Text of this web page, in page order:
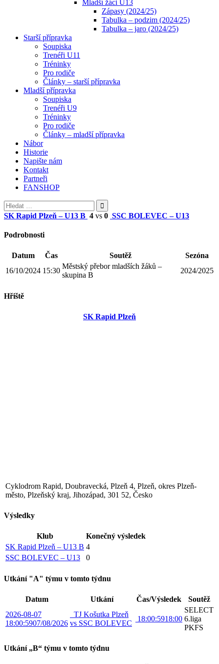
Mladší žáci U13
Zápasy (2024/25)
Tabulka – podzim (2024/25)
Tabulka – jaro (2024/25)
Starší přípravka
Soupiska
Trenéři U11
Tréninky
Pro rodiče
Články – starší přípravka
Mladší přípravka
Soupiska
Trenéři U9
Tréninky
Pro rodiče
Články – mladší přípravka
Nábor
Historie
Napište nám
Kontakt
Partneři
FANSHOP
Vyhledávání
SK Rapid Plzeň – U13 B 4 vs 0 SSC BOLEVEC – U13
Podrobnosti
Datum Čas Soutěž
Sezóna
16/10/2024 15:30
Městský přebor mladších žáků –
skupina B
2024/2025
Hřiště
SK Rapid Plzeň
Cyklodrom Rapid, Doubravecká, Plzeň 4, Plzeň, okres Plzeň-
město, Plzeňský kraj, Jihozápad, 301 52, Česko
Výsledky
Klub
Konečný výsledek
SK Rapid Plzeň – U13 B 4
SSC BOLEVEC – U13
0
Utkání "A" týmu v tomto týdnu
Datum Utkání Čas/Výsledek
Soutěž
2026-08-07
18:00:5907/08/2026
TJ Košutka Plzeň
vs SSC BOLEVEC
18:00:5918:00
SELECT
6.liga
PKFS
Utkání „B“ týmu v tomto týdnu